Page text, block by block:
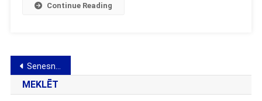
Continue Reading
Navigacija
tarp
Senesni įrašai
MEKLĒT